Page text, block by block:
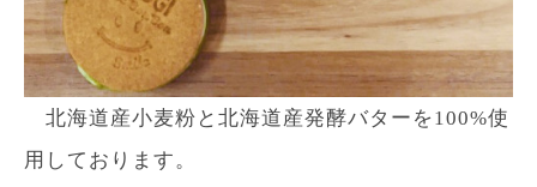
北海道産小麦粉と北海道産発酵バターを100%使
用しております。